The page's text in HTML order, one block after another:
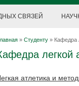
СВЯЗЕЙ
» Студенту » Кафедра
легкой
атлетика и